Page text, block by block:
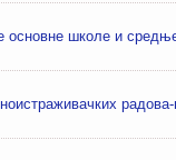
основне школе и
радова-